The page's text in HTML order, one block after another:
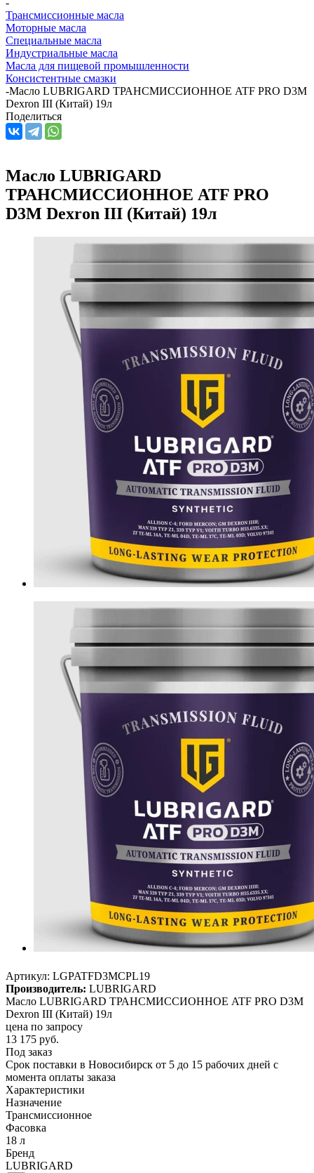
Трансмиссионные масла
Моторные масла
Специальные масла
Индустриальные масла
Масла для пищевой промышленности
Консистентные смазки
-Масло LUBRIGARD ТРАНСМИССИОННОЕ ATF PRO D3M
Dexron III (Китай) 19л
Поделиться
Масло LUBRIGARD
ТРАНСМИССИОННОЕ ATF PRO
D3M Dexron III (Китай) 19л
Артикул: LGPATFD3MCPL19
Производитель: LUBRIGARD
Масло LUBRIGARD ТРАНСМИССИОННОЕ ATF PRO D3M
Dexron III (Китай) 19л
цена по запросу
13 175 руб.
Под заказ
Срок поставки в Новосибирск от 5 до 15 рабочих дней с
момента оплаты заказа
Характеристики
Назначение
Трансмиссионное
Фасовка
18 л
Бренд
LUBRIGARD